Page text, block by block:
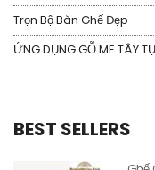
Trọn Bộ Bàn Ghế Đẹp
ỨNG DỤNG GỖ ME TÂY
BEST SELLERS